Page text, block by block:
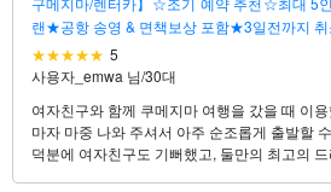
랜★공항 송영 & 면책보상 포함★3일전까지 취
5
사용자_emwa 님/30대
여자친구와 함께 쿠메지마 여행을 갔을 때 이
마자 마중 나와 주셔서 아주 순조롭게 출발할
덕분에 여자친구도 기뻐했고, 둘만의 최고의